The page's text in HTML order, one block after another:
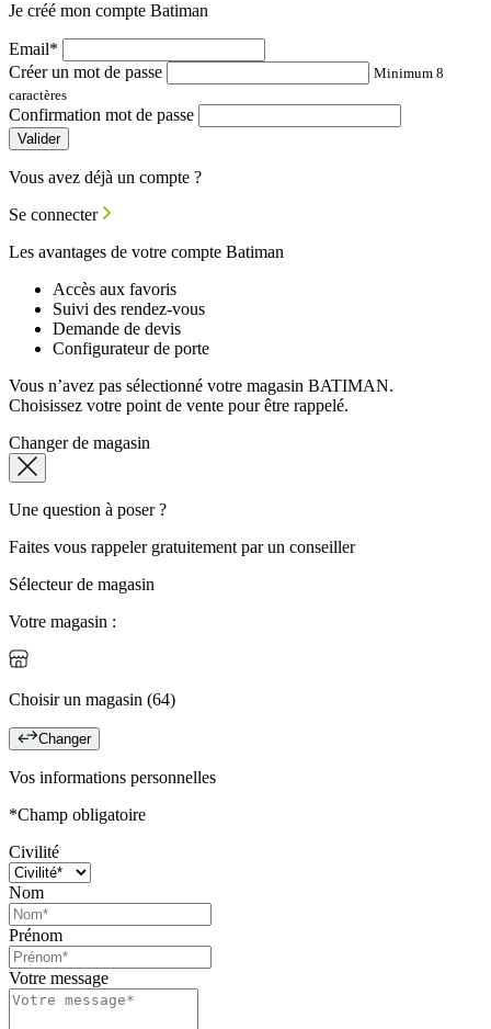
Je créé mon compte Batiman
Email*
Créer un mot de passe
Minimum 8
caractères
Confirmation mot de passe
Valider
Vous avez déjà un compte ?
Se connecter
Les avantages de votre compte Batiman
Accès aux favoris
Suivi des rendez-vous
Demande de devis
Configurateur de porte
Vous n’avez pas sélectionné votre magasin BATIMAN.
Choisissez votre point de vente pour être rappelé.
Changer de magasin
Une question à poser ?
Faites vous rappeler gratuitement par un conseiller
Sélecteur de magasin
Votre magasin :
Choisir un magasin (64)
Changer
Vos informations personnelles
*Champ obligatoire
Civilité
Nom
Prénom
Votre message